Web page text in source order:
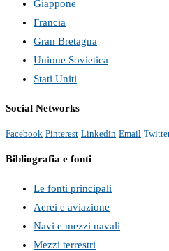
Giappone
Francia
Gran Bretagna
Unione Sovietica
Stati Uniti
Social Networks
Facebook Pinterest Linkedin Email
Bibliografia e fonti
Le fonti principali
Aerei e aviazione
Navi e mezzi navali
Mezzi terrestri